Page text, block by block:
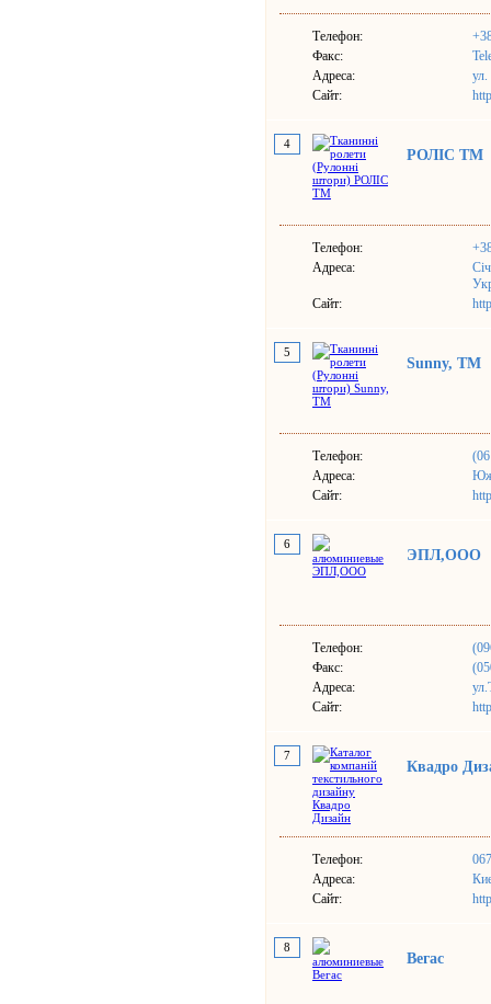
Телефон:
Факс:
Адреса:
Сайт:
4
РОЛІС ТМ
Телефон:
Адреса:
Сайт:
5
Sunny, TM
Телефон:
Адреса:
Сайт:
6
ЭПЛ,ООО
Телефон:
Факс:
Адреса:
Сайт:
7
Квадро
Телефон:
Адреса:
Сайт:
8
Вегас